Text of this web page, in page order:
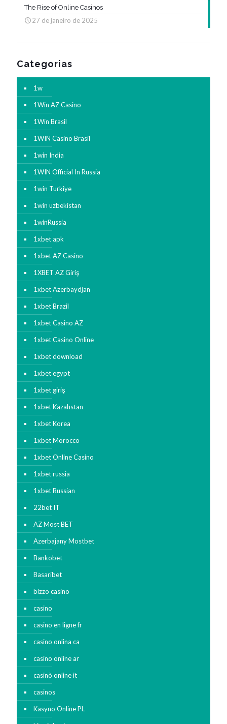
The Rise of Online Casinos
27 de janeiro de 2025
Categorias
1w
1Win AZ Casino
1Win Brasil
1WIN Casino Brasil
1win India
1WIN Official In Russia
1win Turkiye
1win uzbekistan
1winRussia
1xbet apk
1xbet AZ Casino
1XBET AZ Giriş
1xbet Azerbaydjan
1xbet Brazil
1xbet Casino AZ
1xbet Casino Online
1xbet download
1xbet egypt
1xbet giriş
1xbet Kazahstan
1xbet Korea
1xbet Morocco
1xbet Online Casino
1xbet russia
1xbet Russian
22bet IT
AZ Most BET
Azerbajany Mostbet
Bankobet
Basaribet
bizzo casino
casino
casino en ligne fr
casino onlina ca
casino online ar
casinò online it
casinos
Kasyno Online PL